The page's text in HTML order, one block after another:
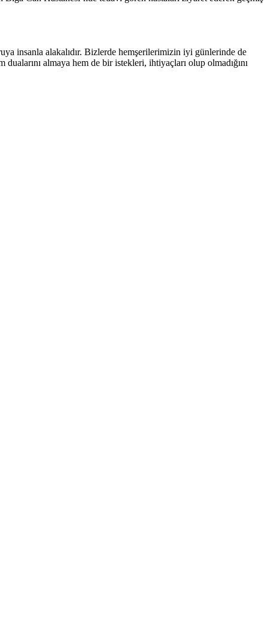
insanla alakalıdır. Bizlerde hemşerilerimizin iyi günlerinde de
almaya hem de bir istekleri, ihtiyaçları olup olmadığını